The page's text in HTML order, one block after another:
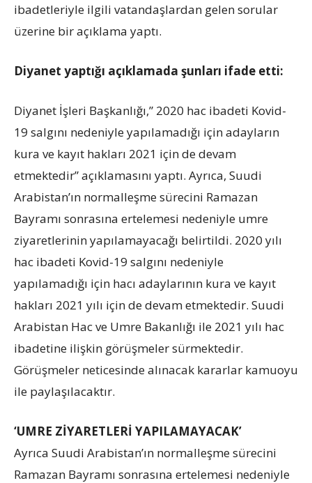
ibadetleriyle ilgili vatandaşlardan gelen sorular
üzerine bir açıklama yaptı.
Diyanet yaptığı açıklamada şunları ifade etti:
Diyanet İşleri Başkanlığı,” 2020 hac ibadeti Kovid-
19 salgını nedeniyle yapılamadığı için adayların
kura ve kayıt hakları 2021 için de devam
etmektedir” açıklamasını yaptı. Ayrıca, Suudi
Arabistan’ın normalleşme sürecini Ramazan
Bayramı sonrasına ertelemesi nedeniyle umre
ziyaretlerinin yapılamayacağı belirtildi. 2020 yılı
hac ibadeti Kovid-19 salgını nedeniyle
yapılamadığı için hacı adaylarının kura ve kayıt
hakları 2021 yılı için de devam etmektedir. Suudi
Arabistan Hac ve Umre Bakanlığı ile 2021 yılı hac
ibadetine ilişkin görüşmeler sürmektedir.
Görüşmeler neticesinde alınacak kararlar kamuoyu
ile paylaşılacaktır.
‘UMRE ZİYARETLERİ YAPILAMAYACAK’
Ayrıca Suudi Arabistan’ın normalleşme sürecini
Ramazan Bayramı sonrasına ertelemesi nedeniyle